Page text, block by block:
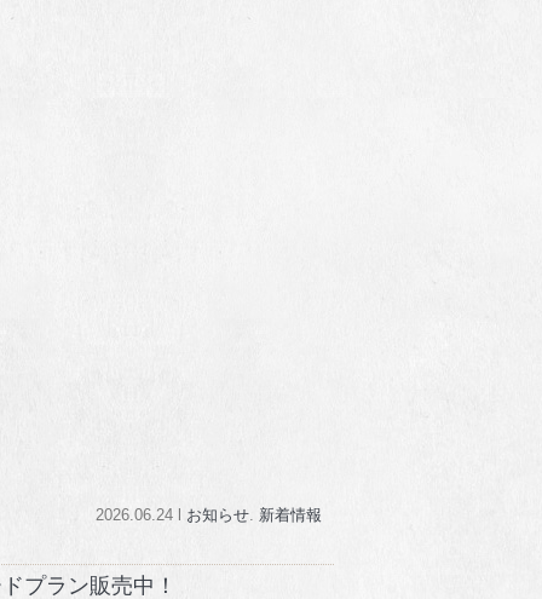
2026.06.24 l お知らせ 新着情報
プラン販売中！